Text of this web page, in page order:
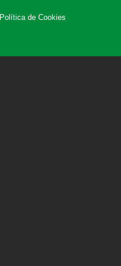
Política de Cookies